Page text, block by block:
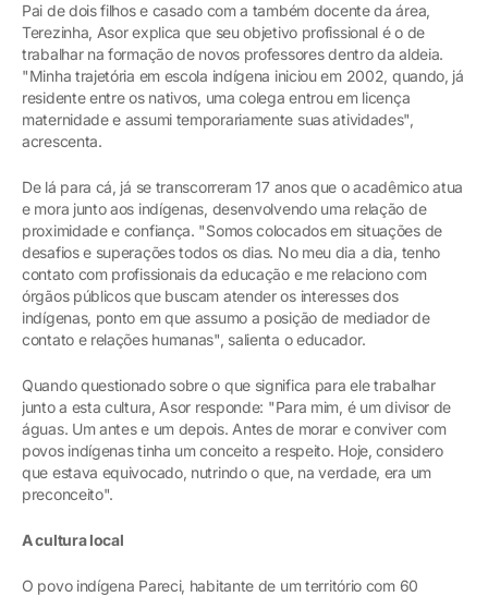
Pai de dois filhos e casado com a também docente da área,
Terezinha, Asor explica que seu objetivo profissional é o de
trabalhar na formação de novos professores dentro da aldeia.
"Minha trajetória em escola indígena iniciou em 2002, quando, já
residente entre os nativos, uma colega entrou em licença
maternidade e assumi temporariamente suas atividades",
acrescenta.
De lá para cá, já se transcorreram 17 anos que o acadêmico atua
e mora junto aos indígenas, desenvolvendo uma relação de
proximidade e confiança. "Somos colocados em situações de
desafios e superações todos os dias. No meu dia a dia, tenho
contato com profissionais da educação e me relaciono com
órgãos públicos que buscam atender os interesses dos
indígenas, ponto em que assumo a posição de mediador de
contato e relações humanas", salienta o educador.
Quando questionado sobre o que significa para ele trabalhar
junto a esta cultura, Asor responde: "Para mim, é um divisor de
águas. Um antes e um depois. Antes de morar e conviver com
povos indígenas tinha um conceito a respeito. Hoje, considero
que estava equivocado, nutrindo o que, na verdade, era um
preconceito".
A cultura local
O povo indígena Pareci, habitante de um território com 60